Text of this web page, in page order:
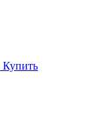
Купить